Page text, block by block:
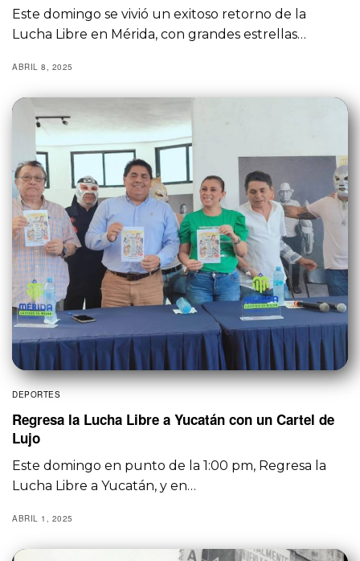
Este domingo se vivió un exitoso retorno de la
Lucha Libre en Mérida, con grandes estrellas…
ABRIL 8, 2025
DEPORTES
Regresa la Lucha Libre a Yucatán con un Cartel de
Lujo
Este domingo en punto de la 1:00 pm, Regresa la
Lucha Libre a Yucatán, y en…
ABRIL 1, 2025